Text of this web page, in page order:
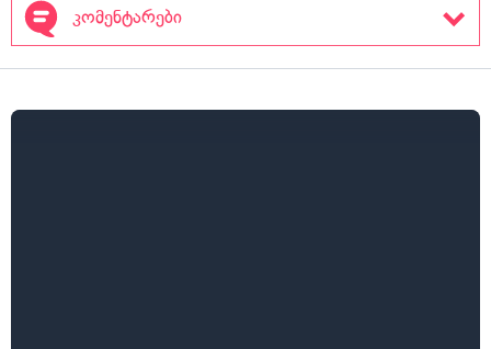
კომენტარები